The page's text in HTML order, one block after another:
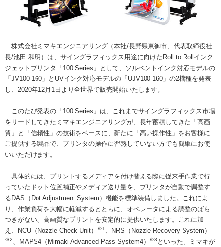
株式会社ミマキエンジニアリング（本社/長野県東御市、代表取締役社
長/池田 和明）は、サイングラフィックス用途に向けたRoll to Rollインク
ジェットプリンタ「100 Series」として、ソルベントインク対応モデルの
「JV100-160」とUVインク対応モデルの「UJV100-160」の2機種を発表
し、2020年12月1日より全世界で販売開始いたします。
このたび発表の「100 Series」は、これまでサイングラフィックス市場
をリードしてきたミマキエンジニアリングが、長年蓄積してきた「高画
質」と「信頼性」の技術をベースに、新たに「高い操作性」をお客様に
ご提供する製品で、プリンタの操作に習熟していない方でも簡単にお使
いいただけます。
具体的には、プリントするメディアを付け替える際に従来手作業で行
っていたドット位置補正やメディア送り量を、プリンタが自動で調整す
るDAS（Dot Adjustment System）機能を標準装備しました。これによ
り、作業負荷を大幅に軽減するとともに、オペレータによる調整のばら
つきがない、高画質なプリントを安定的に提供いたします。これに加
え、NCU（Nozzle Check Unit）
※1 、NRS（Nozzle Recovery System）
※2、MAPS4（Mimaki Advanced Pass System4） ※3 といった、ミマキが